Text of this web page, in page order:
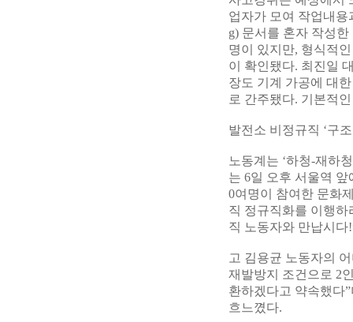
업자가 모여 작업내용
g) 문서를 혼자 작성
명이 있지만, 형식적
이 확인됐다. 최진일
장도 기계 가공에 대
로 간주됐다. 기본적
발전소 비정규직 ‘구
노동계는 ‘하청-재하
는 6일 오후 서울역
0여명이 참여한 문화
직 정규직화를 이행
직 노동자와 만납시
고 김용균 노동자의
재발방지 조건으로 2
환하겠다고 약속했다
흐느꼈다.